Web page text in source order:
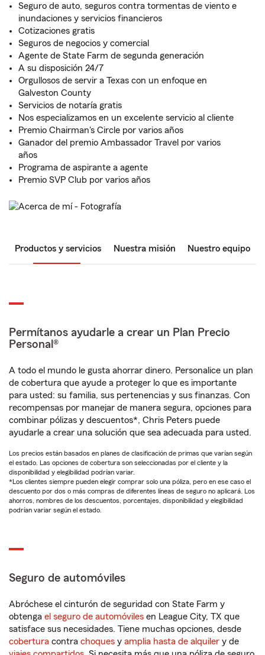
Seguro de auto, seguros contra tormentas de viento e
inundaciones y servicios financieros
Cotizaciones gratis
Seguros de negocios y comercial
Agente de State Farm de segunda generación
A su disposición 24/7
Orgullosos de servir a Texas con un enfoque en
Galveston County
Servicios de notaría gratis
Nos especializamos en un excelente servicio al cliente
Premio Chairman's Circle por varios años
Ganador del premio Ambassador Travel por varios
años
Programa de aspirante a agente
Premio SVP Club por varios años
Productos y servicios Nuestra misión Nuestro equipo
Permítanos ayudarle a crear un Plan Precio
Personal®
A todo el mundo le gusta ahorrar dinero. Personalice un plan
de cobertura que ayude a proteger lo que es importante
para usted: su familia, sus pertenencias y sus finanzas. Con
recompensas por manejar de manera segura, opciones para
combinar pólizas y descuentos*, Chris Peters puede
ayudarle a crear una solución que sea adecuada para usted.
Los precios están basados en planes de clasificación de primas que varían según
el estado. Las opciones de cobertura son seleccionadas por el cliente y la
disponibilidad y elegibilidad podrían variar.
*Los clientes siempre pueden elegir comprar solo una póliza, pero en ese caso el
descuento por dos o más compras de diferentes líneas de seguro no aplicará. Los
ahorros, nombres de los descuentos, porcentajes, disponibilidad y elegibilidad
podrían variar según el estado.
Seguro de automóviles
Abróchese el cinturón de seguridad con State Farm y
obtenga el seguro de automóviles en League City, TX que
satisface sus necesidades. Tiene muchas opciones, desde
cobertura contra choques y amplia hasta de alquiler y de